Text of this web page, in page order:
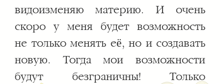
видоизменяю материю. И очень
скоро у меня будет возможность
не только менять её, но и создавать
новую. Тогда мои возможности
будут безграничны! Только